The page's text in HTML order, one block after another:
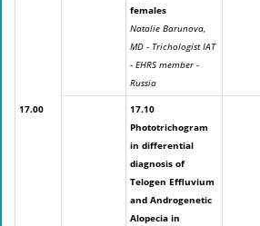
females
Natalie Barunova,
MD - Trichologist IAT
- EHRS member -
Russia
17.00
17.10
Phototrichogram
in differential
diagnosis of
Telogen Effluvium
and Androgenetic
Alopecia in